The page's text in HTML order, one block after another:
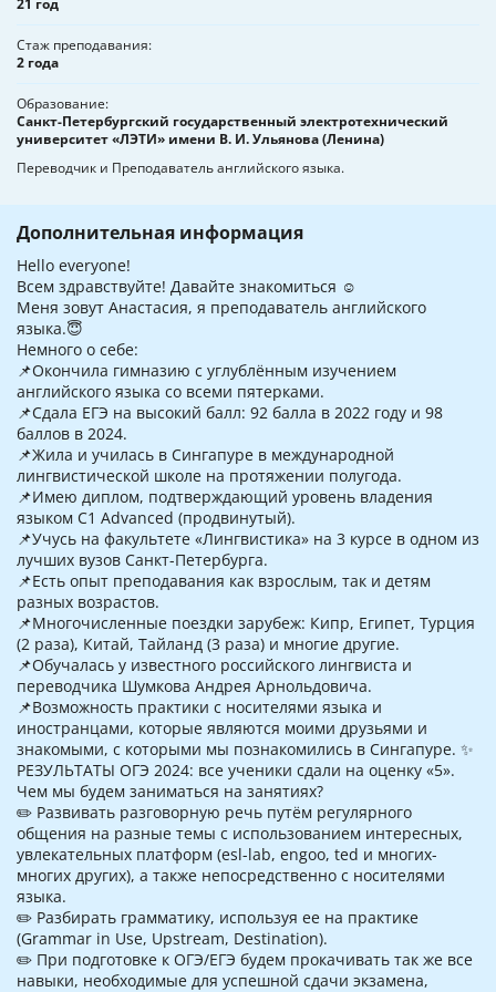
21 год
Стаж преподавания
2 года
Образование
Санкт-Петербургский государственный электротехнический
университет «ЛЭТИ» имени В. И. Ульянова (Ленина)
Переводчик и Преподаватель английского языка.
Дополнительная информация
Hello everyone!
Всем здравствуйте! Давайте знакомиться ☺️
Меня зовут Анастасия, я преподаватель английского
языка.😇
Немного о себе:
📌Окончила гимназию с углублённым изучением
английского языка со всеми пятерками.
📌Сдала ЕГЭ на высокий балл: 92 балла в 2022 году и 98
баллов в 2024.
📌Жила и училась в Сингапуре в международной
лингвистической школе на протяжении полугода.
📌Имею диплом, подтверждающий уровень владения
языком С1 Advanced (продвинутый).
📌Учусь на факультете «Лингвистика» на 3 курсе в одном из
лучших вузов Санкт-Петербурга.
📌Есть опыт преподавания как взрослым, так и детям
разных возрастов.
📌Многочисленные поездки зарубеж: Кипр, Египет, Турция
(2 раза), Китай, Тайланд (3 раза) и многие другие.
📌Обучалась у известного российского лингвиста и
переводчика Шумкова Андрея Арнольдовича.
📌Возможность практики с носителями языка и
иностранцами, которые являются моими друзьями и
знакомыми, с которыми мы познакомились в Сингапуре. ✨
РЕЗУЛЬТАТЫ ОГЭ 2024: все ученики сдали на оценку «5».
Чем мы будем заниматься на занятиях?
✏️ Развивать разговорную речь путём регулярного
общения на разные темы с использованием интересных,
увлекательных платформ (esl-lab, engoo, ted и многих-
многих других), а также непосредственно с носителями
языка.
✏️ Разбирать грамматику, используя ее на практике
(Grammar in Use, Upstream, Destination).
✏️ При подготовке к ОГЭ/ЕГЭ будем прокачивать так же все
навыки, необходимые для успешной сдачи экзамена,